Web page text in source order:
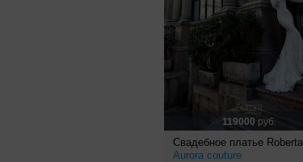
119000 руб.
Свадебное платье
Aurora couture